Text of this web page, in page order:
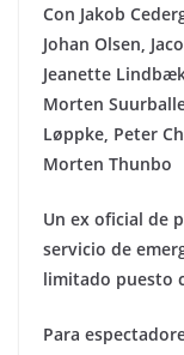
Con Jakob
Johan Olsen,
Jeanette
Morten
Løppke, Peter
Morten Thunbo
Un ex oficial de
servicio de
limitado puesto
Para